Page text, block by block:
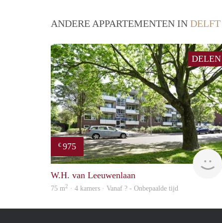
ANDERE APPARTEMENTEN IN DELFT
DELEN
€ 975
W.H. van Leeuwenlaan
75 m2 · 4 kamers · Vanaf ? - Onbepaalde tijd